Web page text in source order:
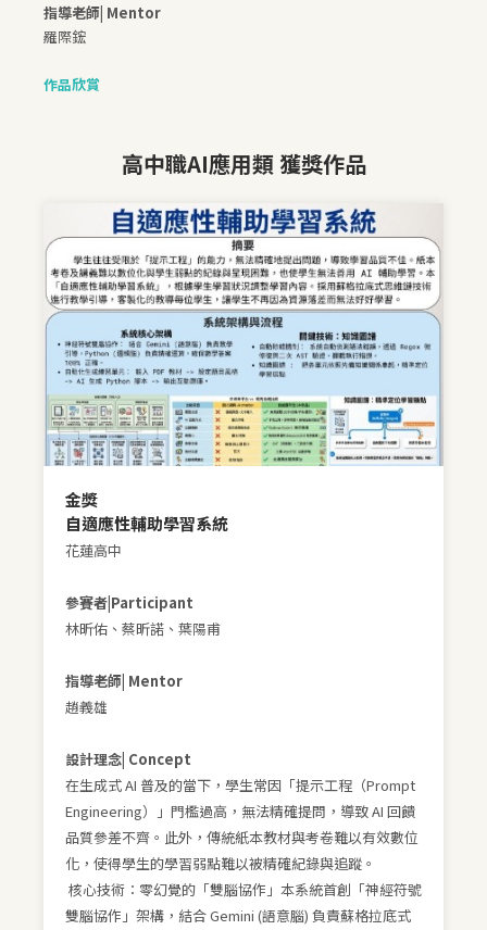
指導老師| Mentor
羅際鋐
作品欣賞
高中職AI應用類 獲獎作品
金獎
自適應性輔助學習系統
花蓮高中
參賽者|Participant
林昕佑、蔡昕諾、葉陽甫
指導老師| Mentor
趙義雄
設計理念| Concept
在生成式 AI 普及的當下，學生常因「提示工程（Prompt
Engineering）」門檻過高，無法精確提問，導致 AI 回饋
品質參差不齊。此外，傳統紙本教材與考卷難以有效數位
化，使得學生的學習弱點難以被精確紀錄與追蹤。
核心技術：零幻覺的「雙腦協作」本系統首創「神經符號
雙腦協作」架構，結合 Gemini (語意腦) 負責蘇格拉底式